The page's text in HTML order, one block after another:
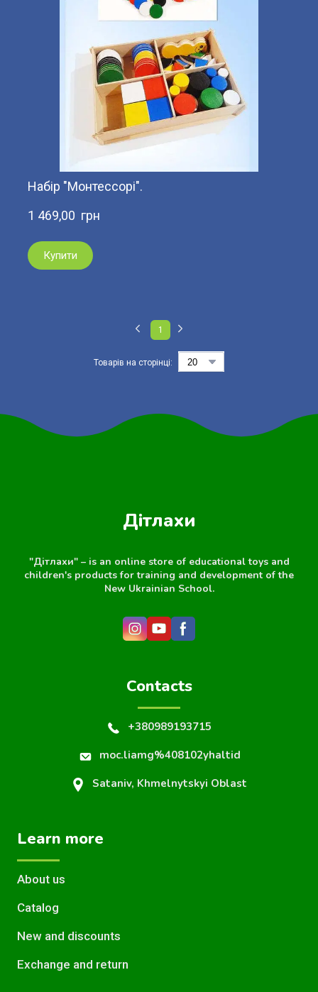
Набір "Монтессорі".
1 469,00  грн
Купити
Товарів на сторінці:
1
Дітлахи
"Дітлахи" – is an online store of educational toys and
children's products for training and development of the
New Ukrainian School.
Contacts
+380989193715
moc.liamg%408102yhaltid
Sataniv, Khmelnytskyi Oblast
Learn more
About us
Catalog
New and discounts
Exchange and return